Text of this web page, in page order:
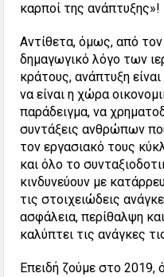
καρποί της ανάπτυξης»!
Αντίθετα, όμως, από
δημαγωγικό λόγο των
κράτους, ανάπτυξη
να είναι η χώρα
παράδειγμα, να
συντάξεις ανθρώπων
τον εργασιακό τους
και όλο το
κινδυνεύουν με
τις στοιχειώδεις
ασφάλεια, περίθαλψη
καλύπτει τις ανάγκες
Επειδή ζούμε στο 2019,